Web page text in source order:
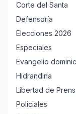
Corte del Santa
Defensoría
Elecciones 2026
Especiales
Evangelio
Hidrandina
Libertad de
Policiales